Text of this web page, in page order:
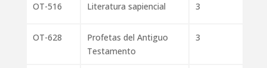
OT-516 Literatura sapiencial 3
OT-628
Profetas del Antiguo
Testamento
3